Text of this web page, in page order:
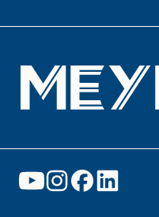
События